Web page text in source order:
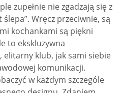
zupełnie nie zgadzają się z
Wręcz przeciwnie, są
kochankami są piękni
to ekskluzywna
elitarny klub, jak sami siebie
komunikacji.
w każdym szczególe